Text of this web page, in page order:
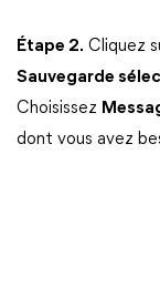
Étape 2. Cliquez
Sauvegarde
Choisissez
dont vous avez